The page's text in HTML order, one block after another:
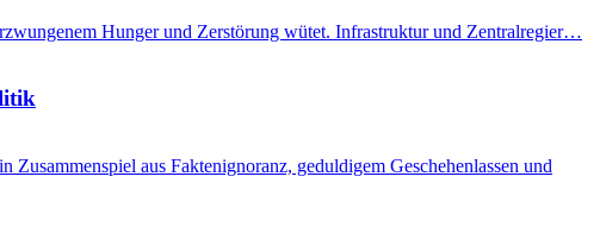
Hunger und Zerstörung wütet. Infrastruktur und Zentralregier…
aus Faktenignoranz, geduldigem Geschehenlassen und